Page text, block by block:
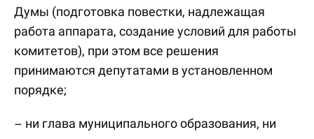
Думы (подготовка повестки, надлежащая
работа аппарата, создание условий для работы
комитетов), при этом все решения
принимаются депутатами в установленном
порядке;
– ни глава муниципального образования, ни